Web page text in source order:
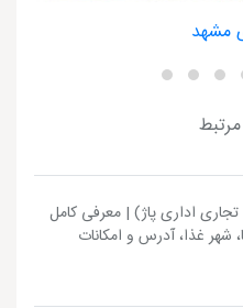
مشهد
اداری پاژ) | معرفی کامل
شهر غذا، آدرس و امکانات